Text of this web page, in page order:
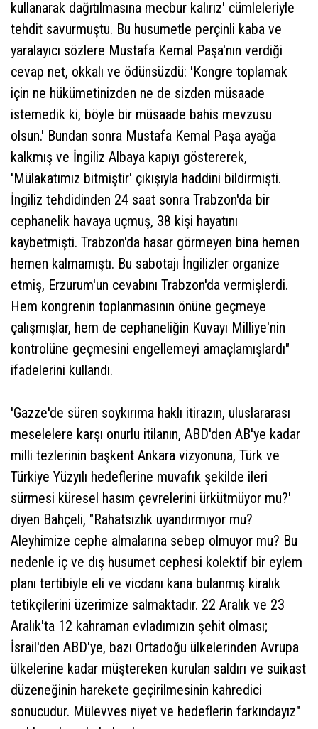
kullanarak dağıtılmasına mecbur kalırız' cümleleriyle
tehdit savurmuştu. Bu husumetle perçinli kaba ve
yaralayıcı sözlere Mustafa Kemal Paşa'nın verdiği
cevap net, okkalı ve ödünsüzdü: 'Kongre toplamak
için ne hükümetinizden ne de sizden müsaade
istemedik ki, böyle bir müsaade bahis mevzusu
olsun.' Bundan sonra Mustafa Kemal Paşa ayağa
kalkmış ve İngiliz Albaya kapıyı göstererek,
'Mülakatımız bitmiştir' çıkışıyla haddini bildirmişti.
İngiliz tehdidinden 24 saat sonra Trabzon'da bir
cephanelik havaya uçmuş, 38 kişi hayatını
kaybetmişti. Trabzon'da hasar görmeyen bina hemen
hemen kalmamıştı. Bu sabotajı İngilizler organize
etmiş, Erzurum'un cevabını Trabzon'da vermişlerdi.
Hem kongrenin toplanmasının önüne geçmeye
çalışmışlar, hem de cephaneliğin Kuvayı Milliye'nin
kontrolüne geçmesini engellemeyi amaçlamışlardı"
ifadelerini kullandı.
'Gazze'de süren soykırıma haklı itirazın, uluslararası
meselelere karşı onurlu itilanın, ABD'den AB'ye kadar
milli tezlerinin başkent Ankara vizyonuna, Türk ve
Türkiye Yüzyılı hedeflerine muvafık şekilde ileri
sürmesi küresel hasım çevrelerini ürkütmüyor mu?'
diyen Bahçeli, "Rahatsızlık uyandırmıyor mu?
Aleyhimize cephe almalarına sebep olmuyor mu? Bu
nedenle iç ve dış husumet cephesi kolektif bir eylem
planı tertibiyle eli ve vicdanı kana bulanmış kiralık
tetikçilerini üzerimize salmaktadır. 22 Aralık ve 23
Aralık'ta 12 kahraman evladımızın şehit olması;
İsrail'den ABD'ye, bazı Ortadoğu ülkelerinden Avrupa
ülkelerine kadar müştereken kurulan saldırı ve suikast
düzeneğinin harekete geçirilmesinin kahredici
sonucudur. Mülevves niyet ve hedeflerin farkındayız"